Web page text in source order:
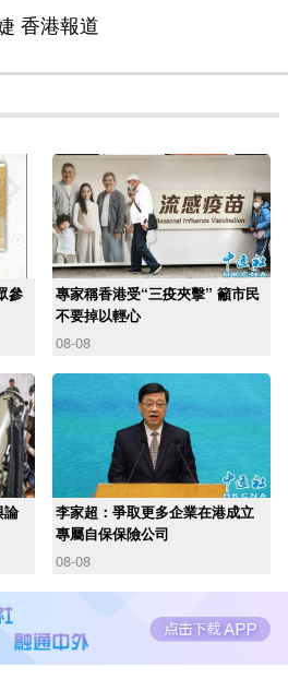
香港報道
參
專家稱香港受“三疫夾擊” 籲市民
不要掉以輕心
08-08
論
李家超：爭取更多企業在港成立
專屬自保保險公司
08-08